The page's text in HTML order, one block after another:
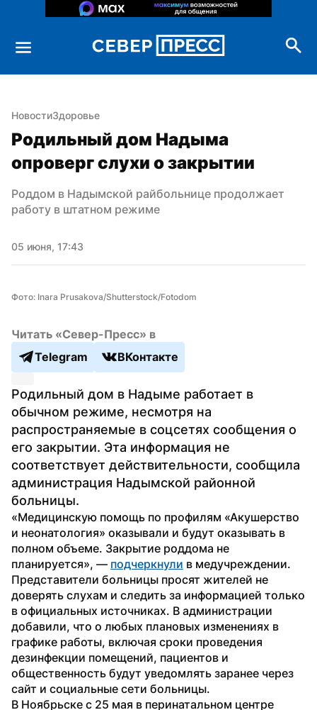
НовостиЗдоровье
Родильный дом Надыма
опроверг слухи о закрытии
Роддом в Надымской райбольнице продолжает
работу в штатном режиме
05 июня, 17:43
Фото: Inara Prusakova/Shutterstock/Fotodom
Читать «Север-Пресс» в
Telegram
ВКонтакте
Родильный дом в Надыме работает в
обычном режиме, несмотря на
распространяемые в соцсетях сообщения о
его закрытии. Эта информация не
соответствует действительности, сообщила
администрация Надымской районной
больницы.
«Медицинскую помощь по профилям «Акушерство
и неонатология» оказывали и будут оказывать в
полном объеме. Закрытие роддома не
планируется», — подчеркнули в медучреждении.
Представители больницы просят жителей не
доверять слухам и следить за информацией только
в официальных источниках. В администрации
добавили, что о любых плановых изменениях в
графике работы, включая сроки проведения
дезинфекции помещений, пациентов и
общественность будут уведомлять заранее через
сайт и социальные сети больницы.